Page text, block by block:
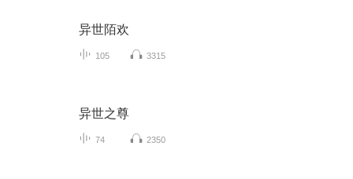
异世陌欢
105 3315
异世之尊
74 2350